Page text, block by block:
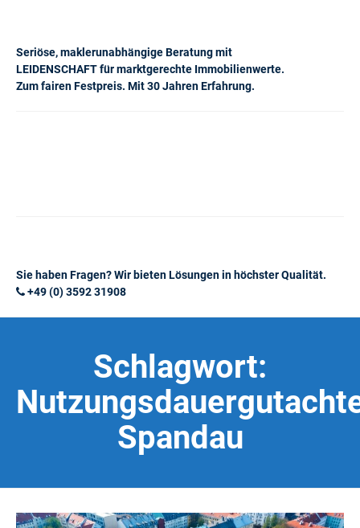
Seriöse, maklerunabhängige Beratung mit
LEIDENSCHAFT für marktgerechte Immobilienwerte.
Zum fairen Festpreis. Mit 30 Jahren Erfahrung.
Sie haben Fragen? Wir bieten Lösungen in höchster Qualität.
+49 (0) 3592 31908
Schlagwort:
Spandau